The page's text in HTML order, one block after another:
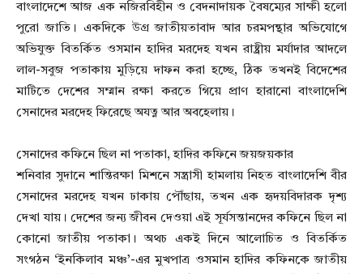
বাংলাদেশে আজ এক নজিরবিহীন ও বেদনাদায়ক বৈষম্যের সাক্ষী হলো
পুরো জাতি। একদিকে উগ্র জাতীয়তাবাদ আর চরমপন্থার অভিযোগে
অভিযুক্ত বিতর্কিত ওসমান হাদির মরদেহ যখন রাষ্ট্রীয় মর্যাদার আদলে
লাল-সবুজ পতাকায় মুড়িয়ে দাফন করা হচ্ছে, ঠিক তখনই বিদেশের
মাটিতে দেশের সম্মান রক্ষা করতে গিয়ে প্রাণ হারানো বাংলাদেশি
সেনাদের মরদেহ ফিরেছে অযত্ন আর অবহেলায়।
সেনাদের কফিনে ছিল না পতাকা, হাদির কফিনে জয়জয়কার
শনিবার সুদানে শান্তিরক্ষা মিশনে সন্ত্রাসী হামলায় নিহত বাংলাদেশি বীর
সেনাদের মরদেহ যখন ঢাকায় পৌঁছায়, তখন এক হৃদয়বিদারক দৃশ্য
দেখা যায়। দেশের জন্য জীবন দেওয়া এই সূর্যসন্তানদের কফিনে ছিল না
কোনো জাতীয় পতাকা। অথচ একই দিনে আলোচিত ও বিতর্কিত
সংগঠন ‘ইনকিলাব মঞ্চ’-এর মুখপাত্র ওসমান হাদির কফিনকে জাতীয়